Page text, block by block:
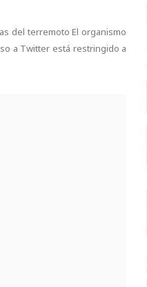
del terremoto El organismo
a Twitter está restringido a